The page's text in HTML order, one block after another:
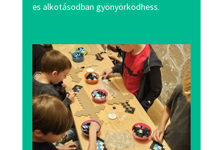
es alkotásodban gyönyörködhess.